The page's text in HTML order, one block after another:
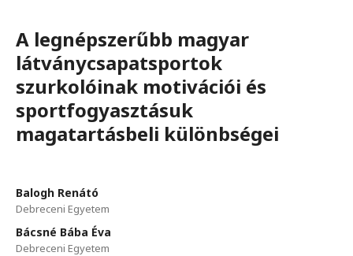
A legnépszerűbb magyar
látványcsapatsportok
szurkolóinak motivációi és
sportfogyasztásuk
magatartásbeli különbségei
Balogh Renátó
Debreceni Egyetem
Bácsné Bába Éva
Debreceni Egyetem